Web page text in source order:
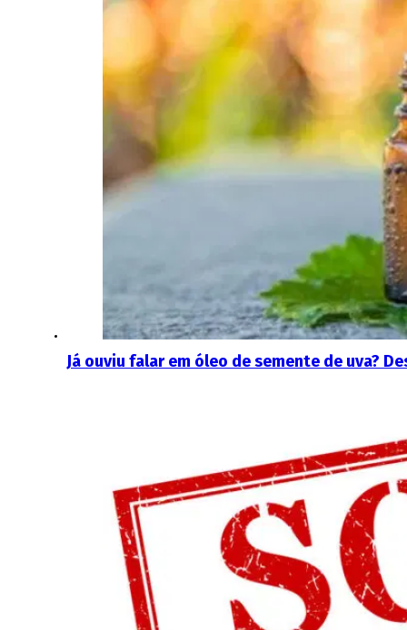
Já ouviu falar em óleo de semente de uva?